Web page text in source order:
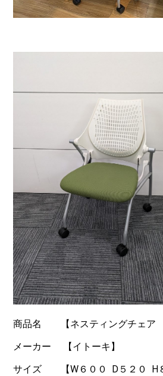
商品名 【ネスティングチェア
メーカー 【イトーキ】
サイズ 【W６００ D５２０ H８